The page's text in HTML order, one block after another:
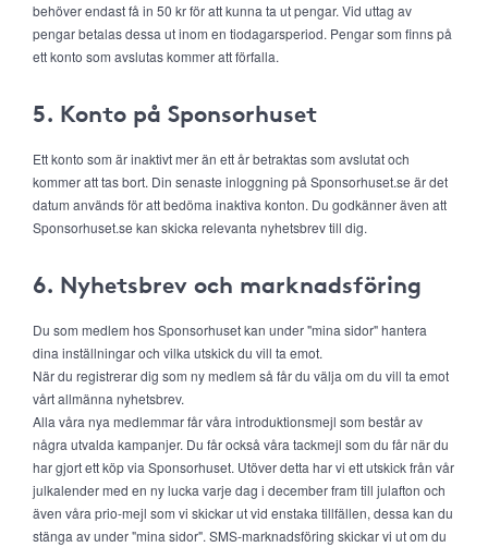
behöver endast få in 50 kr för att kunna ta ut pengar. Vid uttag av
pengar betalas dessa ut inom en tiodagarsperiod. Pengar som finns på
ett konto som avslutas kommer att förfalla.
5. Konto på Sponsorhuset
Ett konto som är inaktivt mer än ett år betraktas som avslutat och
kommer att tas bort. Din senaste inloggning på Sponsorhuset.se är det
datum används för att bedöma inaktiva konton. Du godkänner även att
Sponsorhuset.se kan skicka relevanta nyhetsbrev till dig.
6. Nyhetsbrev och marknadsföring
Du som medlem hos Sponsorhuset kan under "mina sidor" hantera
dina inställningar och vilka utskick du vill ta emot.
När du registrerar dig som ny medlem så får du välja om du vill ta emot
vårt allmänna nyhetsbrev.
Alla våra nya medlemmar får våra introduktionsmejl som består av
några utvalda kampanjer. Du får också våra tackmejl som du får när du
har gjort ett köp via Sponsorhuset. Utöver detta har vi ett utskick från vår
julkalender med en ny lucka varje dag i december fram till julafton och
även våra prio-mejl som vi skickar ut vid enstaka tillfällen, dessa kan du
stänga av under "mina sidor". SMS-marknadsföring skickar vi ut om du